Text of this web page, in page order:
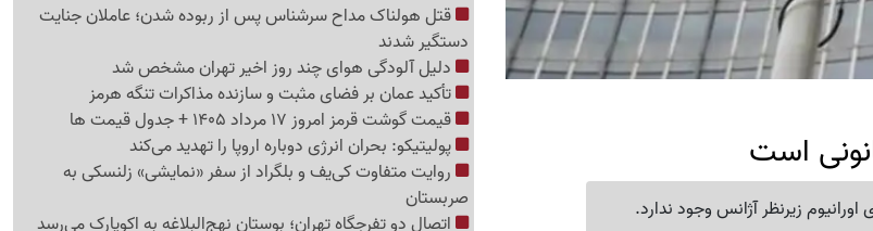
است
زیرنظر آژانس وجود ندارد.
قتل هولناک مداح سرشناس پس از ربوده شدن؛ عاملان جنایت
دستگیر شدند
دلیل آلودگی هوای چند روز اخیر تهران مشخص شد
تأکید عمان بر فضای مثبت و سازنده مذاکرات تنگه هرمز
قیمت گوشت قرمز امروز 17 مرداد 1405 + جدول قیمت ها
پولیتیکو: بحران انرژی دوباره اروپا را تهدید می‌کند
روایت متفاوت کی‌یف و بلگراد از سفر «نمایشی» زلنسکی به
صربستان
اتصال دو تفرجگاه تهران؛ بوستان نهج‌البلاغه به اکوپارک می‌رسد